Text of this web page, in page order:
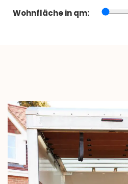
Wohnfläche in qm: